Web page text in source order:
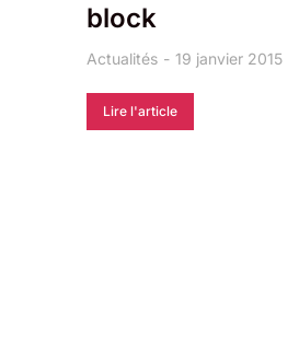
block
Actualités 19 janvier 2015
Lire l'article